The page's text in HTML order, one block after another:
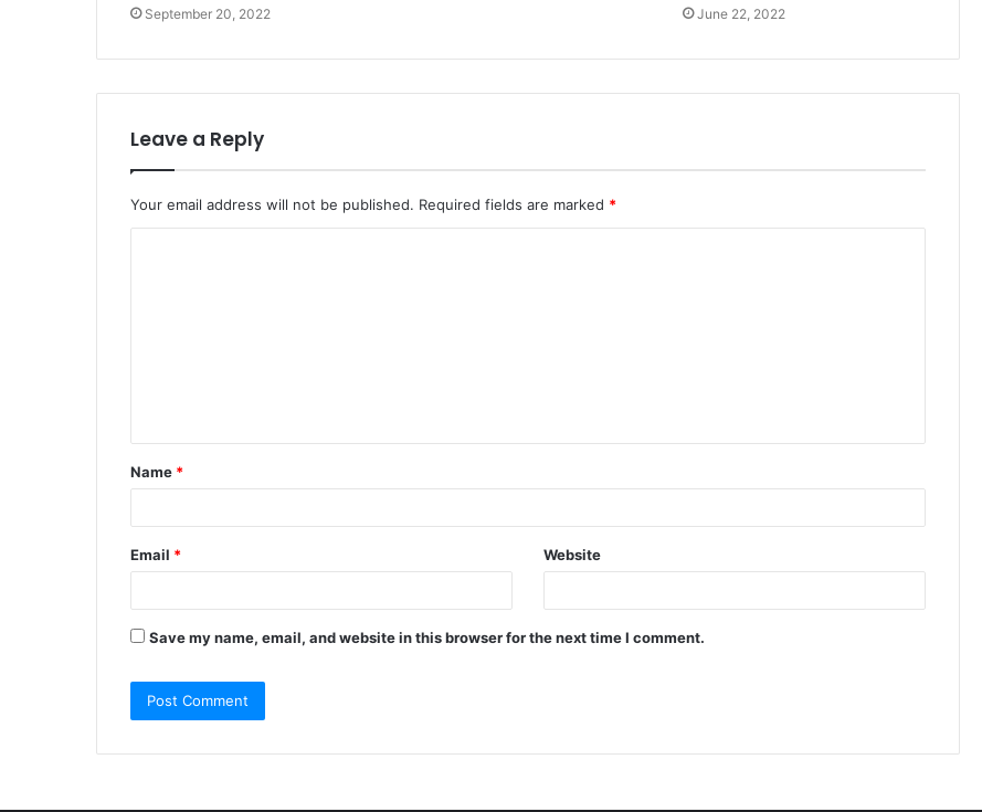
September 20, 2022 June 22, 2022
Leave a Reply
Your email address will not be published. Required fields are marked *
t
*
Name *
Email * Website
Save my name, email, and website in this browser for the next time I comment.